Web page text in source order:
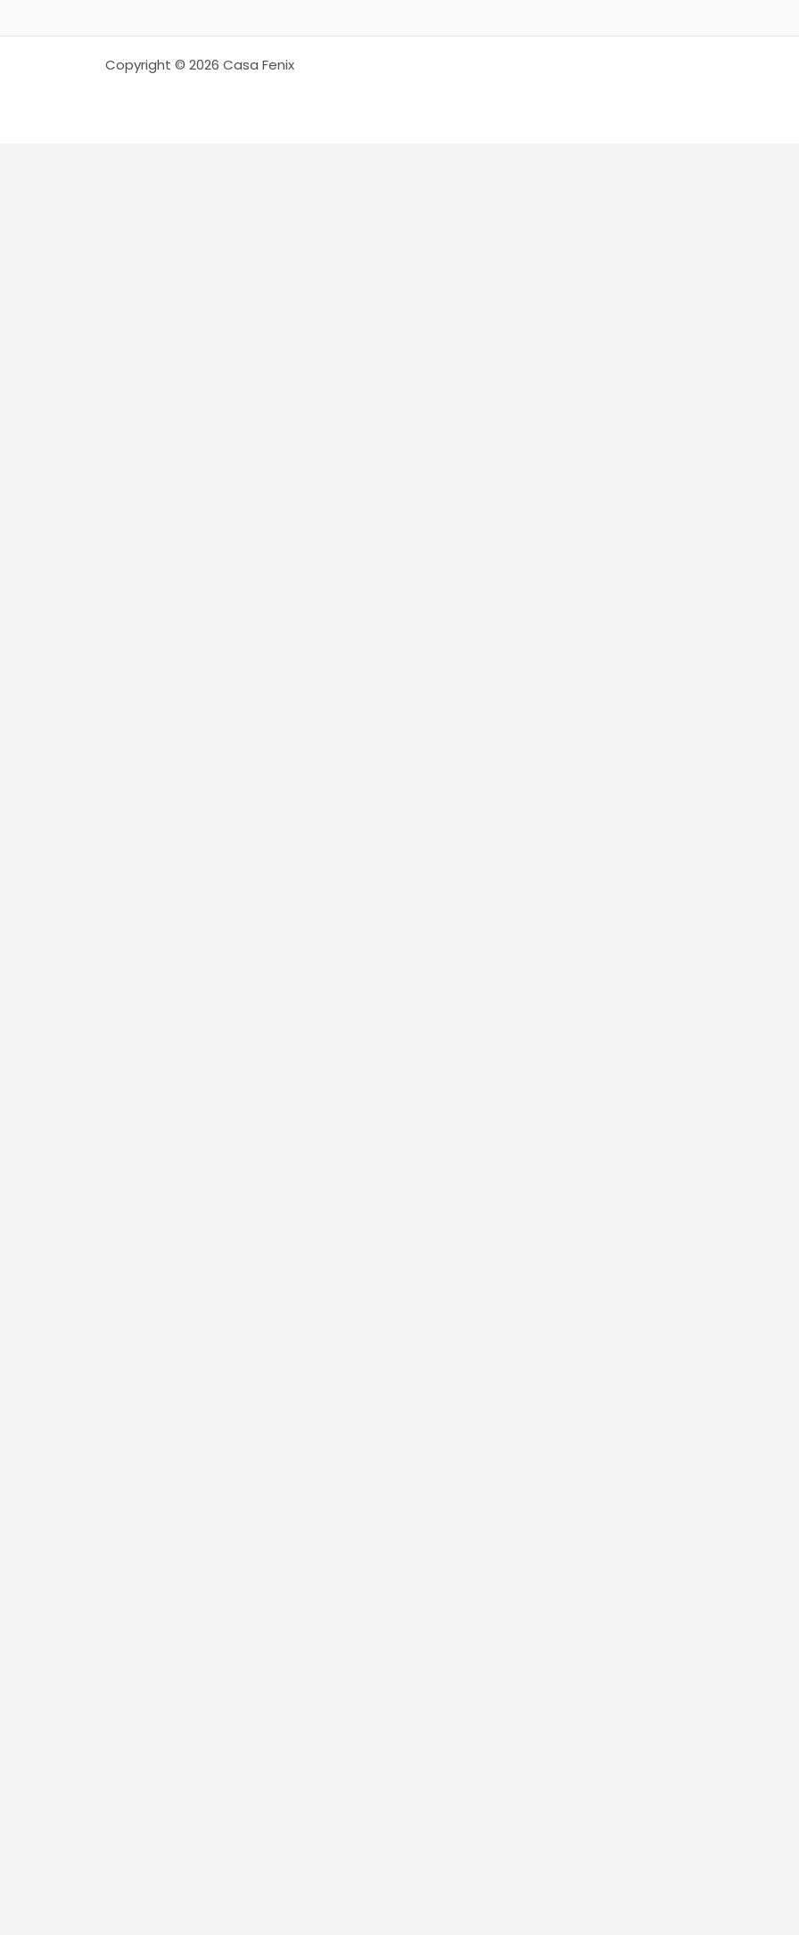
Copyright © 2026 Casa Fenix